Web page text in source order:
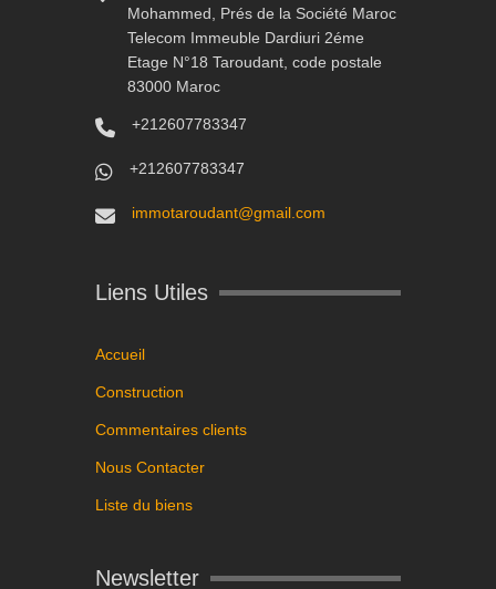
Mohammed, Prés de la Société Maroc
Telecom Immeuble Dardiuri 2éme
Etage N°18 Taroudant, code postale
83000 Maroc
+212607783347
+212607783347
immotaroudant@gmail.com
Liens Utiles
Accueil
Construction
Commentaires clients
Nous Contacter
Liste du biens
Newsletter